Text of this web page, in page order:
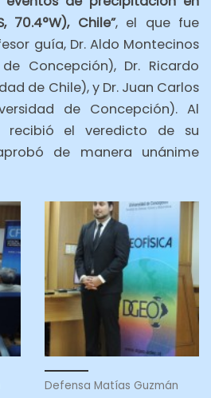
70.4°W), Chile”, el que fue
guía, Dr. Aldo Montecinos
de Concepción), Dr. Ricardo
de Chile), y Dr. Juan Carlos
de Concepción). Al
recibió el veredicto de su
de manera unánime
Defensa Matías Guzmán